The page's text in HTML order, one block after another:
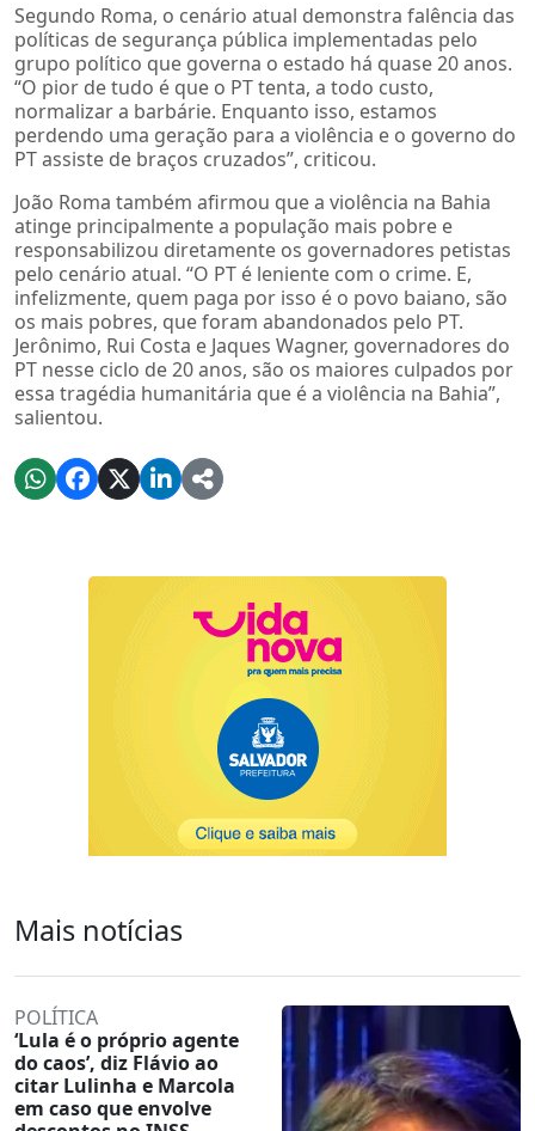
Segundo Roma, o cenário atual demonstra falência das
políticas de segurança pública implementadas pelo
grupo político que governa o estado há quase 20 anos.
“O pior de tudo é que o PT tenta, a todo custo,
normalizar a barbárie. Enquanto isso, estamos
perdendo uma geração para a violência e o governo do
PT assiste de braços cruzados”, criticou.
João Roma também afirmou que a violência na Bahia
atinge principalmente a população mais pobre e
responsabilizou diretamente os governadores petistas
pelo cenário atual. “O PT é leniente com o crime. E,
infelizmente, quem paga por isso é o povo baiano, são
os mais pobres, que foram abandonados pelo PT.
Jerônimo, Rui Costa e Jaques Wagner, governadores do
PT nesse ciclo de 20 anos, são os maiores culpados por
essa tragédia humanitária que é a violência na Bahia”,
salientou.
Mais notícias
POLÍTICA
‘Lula é o próprio agente
do caos’, diz Flávio ao
citar Lulinha e Marcola
em caso que envolve